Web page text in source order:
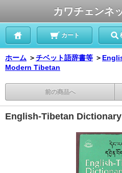
カワチェンネ
カート
ホーム ＞チベット語辞書等 ＞
Modern Tibetan
前の商品へ
English-Tibetan